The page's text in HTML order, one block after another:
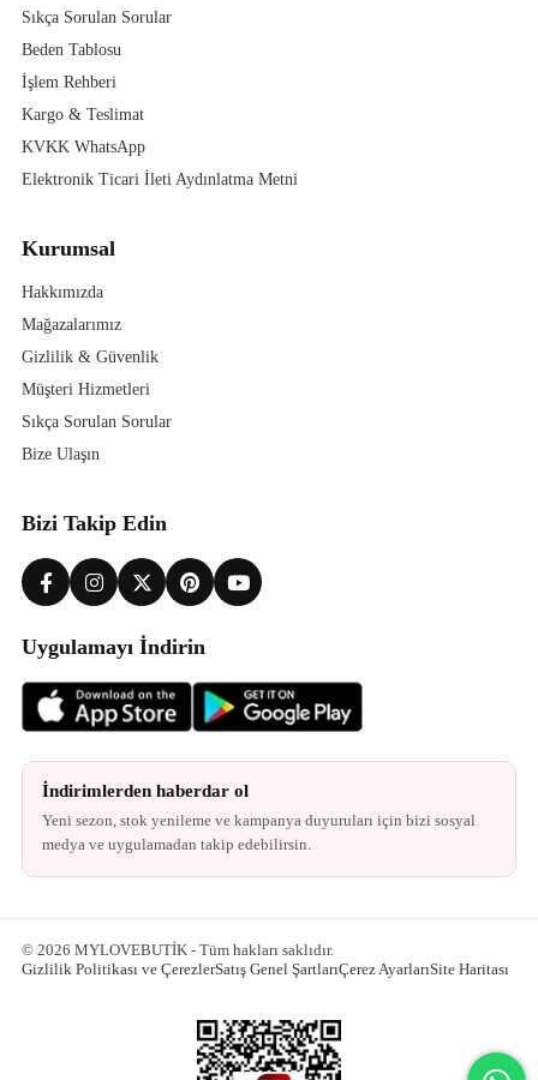
Sıkça Sorulan Sorular
Beden Tablosu
İşlem Rehberi
Kargo & Teslimat
KVKK WhatsApp
Elektronik Ticari İleti Aydınlatma Metni
Kurumsal
Hakkımızda
Mağazalarımız
Gizlilik & Güvenlik
Müşteri Hizmetleri
Sıkça Sorulan Sorular
Bize Ulaşın
Bizi Takip Edin
Uygulamayı İndirin
İndirimlerden haberdar ol
Yeni sezon, stok yenileme ve kampanya duyuruları için bizi sosyal
medya ve uygulamadan takip edebilirsin.
© 2026 MYLOVEBUTİK - Tüm hakları saklıdır.
Gizlilik Politikası ve ÇerezlerSatış Genel ŞartlarıÇerez AyarlarıSite Haritası